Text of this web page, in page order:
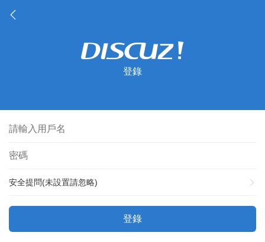
登錄
安全提問(未設置請忽略)
登錄